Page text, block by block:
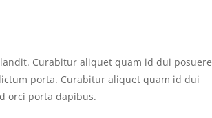
Curabitur aliquet quam id dui posuere
porta. Curabitur aliquet quam id dui
orci porta dapibus.